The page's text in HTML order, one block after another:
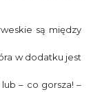
są między
w dodatku jest
– co gorsza! –